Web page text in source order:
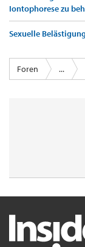
Iontophorese zu
Sexuelle
Foren ...